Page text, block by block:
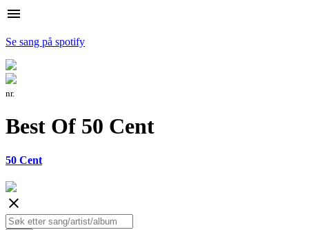
menu
Se sang på spotify
nr.
Best Of 50 Cent
50 Cent
close